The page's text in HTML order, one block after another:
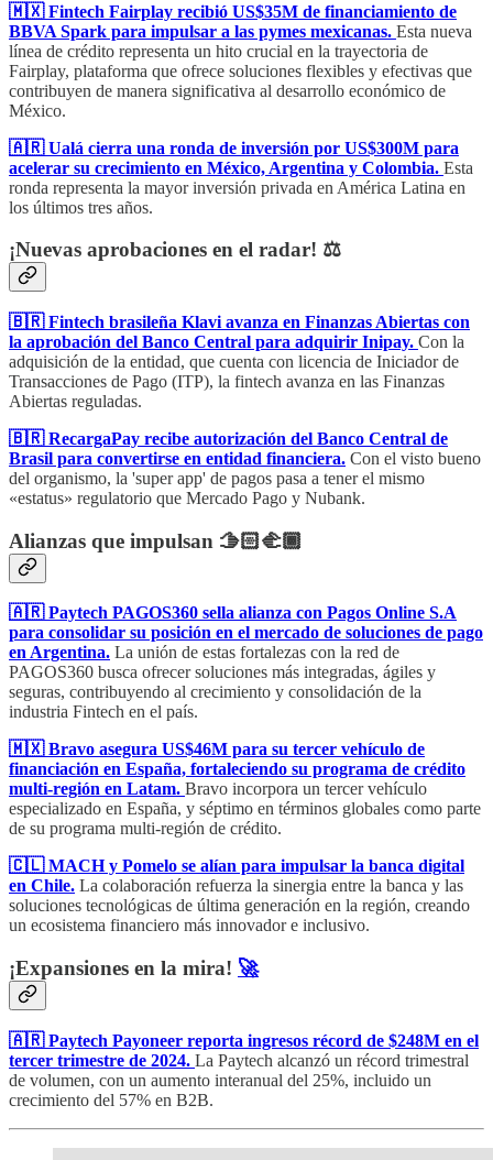
🇲🇽 Fintech Fairplay recibió US$35M de financiamiento de
BBVA Spark para impulsar a las pymes mexicanas. Esta nueva
línea de crédito representa un hito crucial en la trayectoria de
Fairplay, plataforma que ofrece soluciones flexibles y efectivas que
contribuyen de manera significativa al desarrollo económico de
México.
🇦🇷 Ualá cierra una ronda de inversión por US$300M para
acelerar su crecimiento en México, Argentina y Colombia. Esta
ronda representa la mayor inversión privada en América Latina en
los últimos tres años.
¡Nuevas aprobaciones en el radar! ⚖️
🇧🇷 Fintech brasileña Klavi avanza en Finanzas Abiertas con
la aprobación del Banco Central para adquirir Inipay. Con la
adquisición de la entidad, que cuenta con licencia de Iniciador de
Transacciones de Pago (ITP), la fintech avanza en las Finanzas
Abiertas reguladas.
🇧🇷 RecargaPay recibe autorización del Banco Central de
Brasil para convertirse en entidad financiera. Con el visto bueno
del organismo, la 'super app' de pagos pasa a tener el mismo
«estatus» regulatorio que Mercado Pago y Nubank.
Alianzas que impulsan 🫱🏻‍🫲🏾
🇦🇷 Paytech PAGOS360 sella alianza con Pagos Online S.A
para consolidar su posición en el mercado de soluciones de pago
en Argentina. La unión de estas fortalezas con la red de
PAGOS360 busca ofrecer soluciones más integradas, ágiles y
seguras, contribuyendo al crecimiento y consolidación de la
industria Fintech en el país.
🇲🇽 Bravo asegura US$46M para su tercer vehículo de
financiación en España, fortaleciendo su programa de crédito
multi-región en Latam. Bravo incorpora un tercer vehículo
especializado en España, y séptimo en términos globales como parte
de su programa multi-región de crédito.
🇨🇱 MACH y Pomelo se alían para impulsar la banca digital
en Chile. La colaboración refuerza la sinergia entre la banca y las
soluciones tecnológicas de última generación en la región, creando
un ecosistema financiero más innovador e inclusivo.
¡Expansiones en la mira! 🚀
🇦🇷 Paytech Payoneer reporta ingresos récord de $248M en el
tercer trimestre de 2024. La Paytech alcanzó un récord trimestral
de volumen, con un aumento interanual del 25%, incluido un
crecimiento del 57% en B2B.